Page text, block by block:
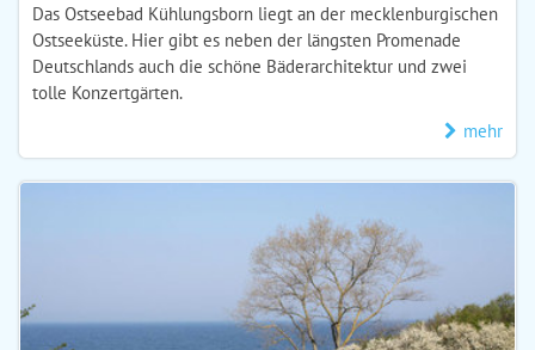
Das Ostseebad Kühlungsborn liegt an der mecklenburgischen
Ostseeküste. Hier gibt es neben der längsten Promenade
Deutschlands auch die schöne Bäderarchitektur und zwei
tolle Konzertgärten.
mehr